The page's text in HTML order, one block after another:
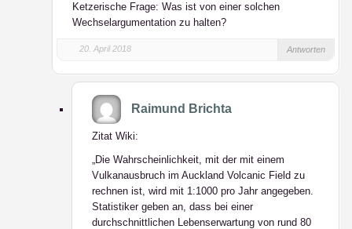
Ketzerische Frage: Was ist von einer solchen
Wechselargumentation zu halten?
20. April 2018 Antworten
Raimund Brichta
Zitat Wiki:
„Die Wahrscheinlichkeit, mit der mit einem
Vulkanausbruch im Auckland Volcanic Field zu
rechnen ist, wird mit 1:1000 pro Jahr angegeben.
Statistiker geben an, dass bei einer
durchschnittlichen Lebenserwartung von rund 80